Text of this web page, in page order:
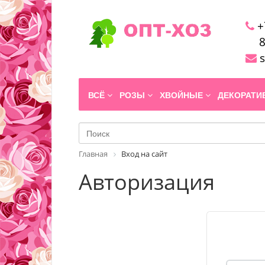
ВСЁ РОЗЫ ХВОЙНЫЕ
Главная Вход на сайт
Авторизация